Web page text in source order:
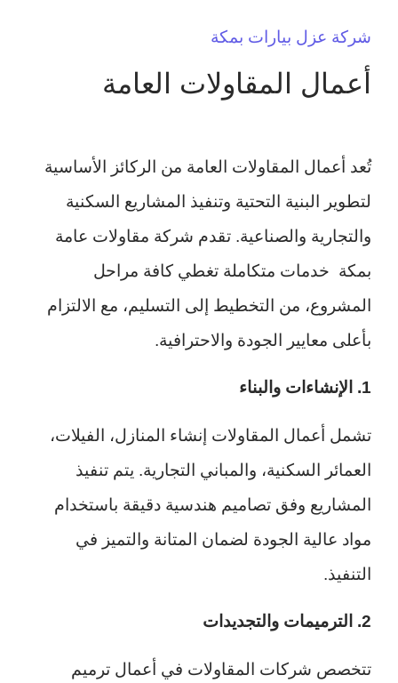
شركة عزل بيارات بمكة
أعمال المقاولات العامة
تُعد أعمال المقاولات العامة من الركائز الأساسية
لتطوير البنية التحتية وتنفيذ المشاريع السكنية
والتجارية والصناعية. تقدم شركة مقاولات عامة
بمكة خدمات متكاملة تغطي كافة مراحل
المشروع، من التخطيط إلى التسليم، مع الالتزام
بأعلى معايير الجودة والاحترافية.
1. الإنشاءات والبناء
تشمل أعمال المقاولات إنشاء المنازل، الفيلات،
العمائر السكنية، والمباني التجارية. يتم تنفيذ
المشاريع وفق تصاميم هندسية دقيقة باستخدام
مواد عالية الجودة لضمان المتانة والتميز في
التنفيذ.
2. الترميمات والتجديدات
تتخصص شركات المقاولات في أعمال ترميم